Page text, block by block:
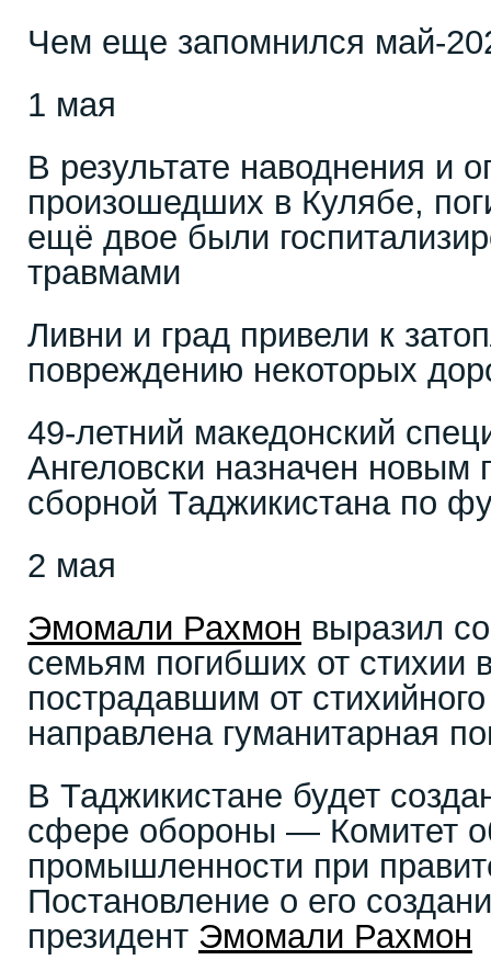
Чем еще запомнился май-
1 мая
В результате наводнения и
произошедших в Кулябе,
ещё двое были
травмами
Ливни и град привели к
повреждению некоторых
49-летний македонский
Ангеловски назначен новым
сборной Таджикистана по
2 мая
Эмомали Рахмон выразил
семьям погибших от стихии
пострадавшим от
направлена гуманитарная
В Таджикистане будет
сфере обороны — Комитет
промышленности при
Постановление о его
президент Эмомали Рахмон